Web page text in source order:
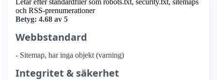
Letar efter standardfiler som robots.txt, security.txt, sitemaps
och RSS-prenumerationer
Betyg: 4.68 av 5
Webbstandard
- Sitemap, har inga objekt (varning)
Integritet & säkerhet